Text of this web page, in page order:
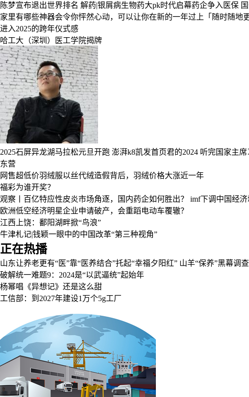
陈梦宣布退出世界排名 解药|银屑病生物药大pk时代启幕药企争入医保
家里有哪些神器会令你怦然心动，可以让你在新的一年过上「随时随地
进入2025的跨年仪式感
哈工大（深圳）医工学院揭牌
2025石屏异龙湖马拉松元旦开跑 澎湃k8凯发首页君的2024 听完国家主
东营
网售超低价羽绒服以丝代绒造假背后，羽绒价格大涨近一年
福彩为谁开奖？
观察丨百亿特应性皮炎市场角逐，国内药企如何胜出？
imf下调中国经
欧洲低空经济明星企业申请破产，会重蹈电动车覆辙？
江西上饶：鄱阳湖畔掀“鸟浪”
牛津札记|钱颖一眼中的中国改革“第三种视角”
正在热播
山东让养老更有“医”靠“医养结合”托起“幸福夕阳红” 山羊“保养”黑幕调
破解统一难题9：2024是“以武逼统”起始年
杨幂唱《异想记》还是这么甜
工信部：到2027年建设1万个5g工厂